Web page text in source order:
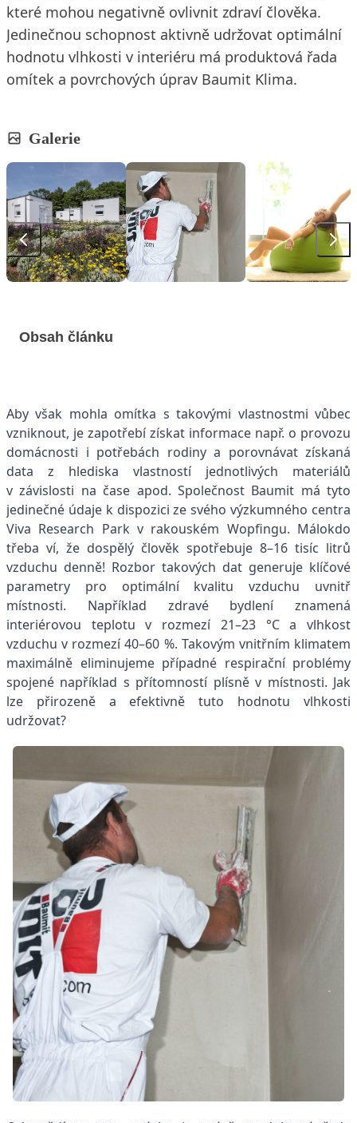
které mohou negativně ovlivnit zdraví člověka.
Jedinečnou schopnost aktivně udržovat optimální
hodnotu vlhkosti v interiéru má produktová řada
omítek a povrchových úprav Baumit Klima.
Galerie
Obsah článku
Aby však mohla omítka s takovými vlastnostmi vůbec
vzniknout, je zapotřebí získat informace např. o provozu
domácnosti i potřebách rodiny a porovnávat získaná
data z hlediska vlastností jednotlivých materiálů
v závislosti na čase apod. Společnost Baumit má tyto
jedinečné údaje k dispozici ze svého výzkumného centra
Viva Research Park v rakouském Wopfingu. Málokdo
třeba ví, že dospělý člověk spotřebuje 8–16 tisíc litrů
vzduchu denně! Rozbor takových dat generuje klíčové
parametry pro optimální kvalitu vzduchu uvnitř
místnosti. Například zdravé bydlení znamená
interiérovou teplotu v rozmezí 21–23 °C a vlhkost
vzduchu v rozmezí 40–60 %. Takovým vnitřním klimatem
maximálně eliminujeme případné respirační problémy
spojené například s přítomností plísně v místnosti. Jak
lze přirozeně a efektivně tuto hodnotu vlhkosti
udržovat?